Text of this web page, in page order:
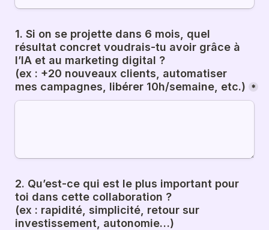
1. Si on se projette dans 6 mois, quel
résultat concret voudrais-tu avoir grâce à
l’IA et au marketing digital ?
(ex : +20 nouveaux clients, automatiser
mes campagnes, libérer 10h/semaine, etc.)
*
2. Qu’est-ce qui est le plus important pour
toi dans cette collaboration ?
(ex : rapidité, simplicité, retour sur
investissement, autonomie…)